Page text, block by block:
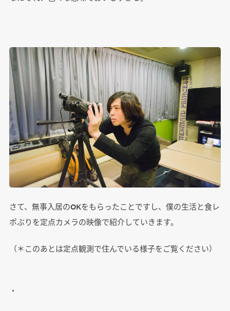
さて、無事入居のOKをもらったことですし、僕の生活と食レ
ポぶりを定点カメラの映像で紹介していきます。
（＊このあとは定点観測で住んでいる様子をご覧ください）
・